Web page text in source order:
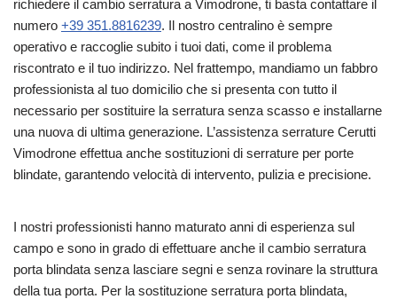
richiedere il cambio serratura a Vimodrone, ti basta contattare il
numero +39 351.8816239. Il nostro centralino è sempre
operativo e raccoglie subito i tuoi dati, come il problema
riscontrato e il tuo indirizzo. Nel frattempo, mandiamo un fabbro
professionista al tuo domicilio che si presenta con tutto il
necessario per sostituire la serratura senza scasso e installarne
una nuova di ultima generazione. L’assistenza serrature Cerutti
Vimodrone effettua anche sostituzioni di serrature per porte
blindate, garantendo velocità di intervento, pulizia e precisione.
I nostri professionisti hanno maturato anni di esperienza sul
campo e sono in grado di effettuare anche il cambio serratura
porta blindata senza lasciare segni e senza rovinare la struttura
della tua porta. Per la sostituzione serratura porta blindata,